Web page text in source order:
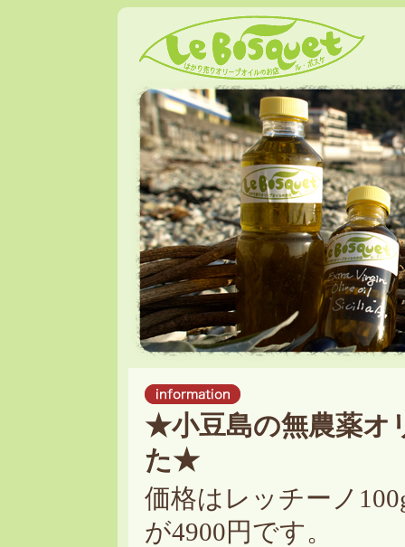
★小豆島の無農薬オ
た★
価格はレッチーノ
が4900円です。